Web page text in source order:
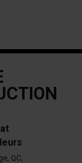
QC,